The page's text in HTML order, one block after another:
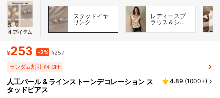
4 アイテム
スタッドイヤ
リング
レディースブ
ラウス＆シャ
¥253 -2% ¥257
ランダム割引 ¥4 OFF
人工パール & ラインストーンデコレーション ス
タッドピアス
4.89 (1000+)